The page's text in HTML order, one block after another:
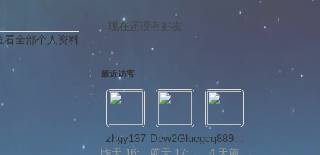
看全部个人资料
现在还没有好友
最近访客
zhgy137 Dew2Glue
gcq889395
4 天前